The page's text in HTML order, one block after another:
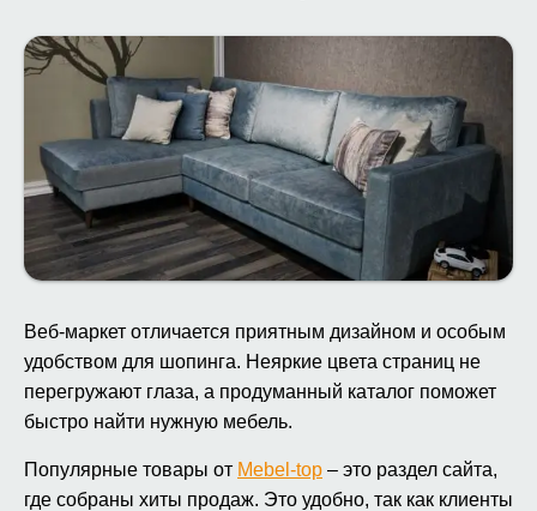
Веб-маркет отличается приятным дизайном и особым
удобством для шопинга. Неяркие цвета страниц не
перегружают глаза, а продуманный каталог поможет
быстро найти нужную мебель.
Популярные товары от Mebel-top – это раздел сайта,
где собраны хиты продаж. Это удобно, так как клиенты